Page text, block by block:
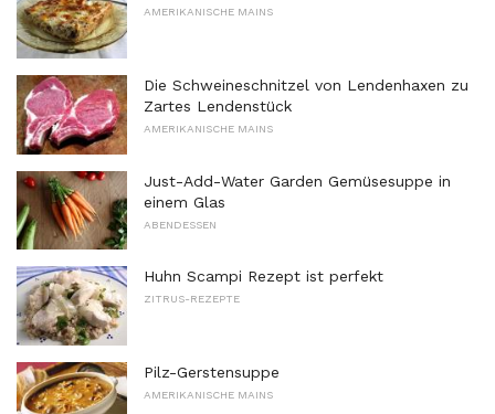
AMERIKANISCHE MAINS
Die Schweineschnitzel von Lendenhaxen zu
Zartes Lendenstück
AMERIKANISCHE MAINS
Just-Add-Water Garden Gemüsesuppe in
einem Glas
ABENDESSEN
Huhn Scampi Rezept ist perfekt
ZITRUS-REZEPTE
Pilz-Gerstensuppe
AMERIKANISCHE MAINS